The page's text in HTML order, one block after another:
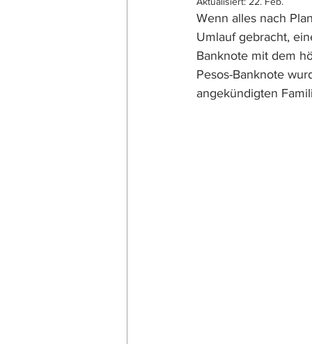
Wenn alles nach
Umlauf gebracht,
Banknote mit dem
Pesos-Banknote
angekündigten